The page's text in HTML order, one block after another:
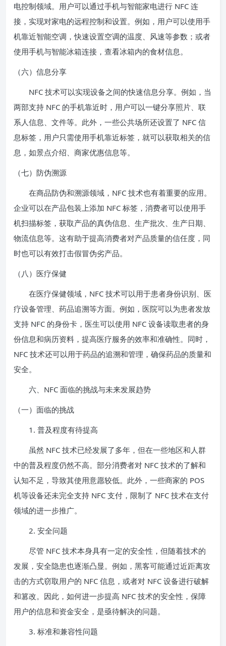
电控制领域。用户可以通过手机与智能家电进行 NFC 连
接，实现对家电的远程控制和设置。例如，用户可以使用手
机靠近智能空调，快速设置空调的温度、风速等参数；或者
使用手机与智能冰箱连接，查看冰箱内的食材信息。
（六）信息分享
NFC 技术可以实现设备之间的快速信息分享。例如，当
两部支持 NFC 的手机靠近时，用户可以一键分享照片、联
系人信息、文件等。此外，一些公共场所还设置了 NFC 信
息标签，用户只需使用手机靠近标签，就可以获取相关的信
息，如景点介绍、商家优惠信息等。
（七）防伪溯源
在商品防伪和溯源领域，NFC 技术也有着重要的应用。
企业可以在产品包装上添加 NFC 标签，消费者可以使用手
机扫描标签，获取产品的真伪信息、生产批次、生产日期、
物流信息等。这有助于提高消费者对产品质量的信任度，同
时也可以有效打击假冒伪劣产品。
（八）医疗保健
在医疗保健领域，NFC 技术可以用于患者身份识别、医
疗设备管理、药品追溯等方面。例如，医院可以为患者发放
支持 NFC 的身份卡，医生可以使用 NFC 设备读取患者的身
份信息和病历资料，提高医疗服务的效率和准确性。同时，
NFC 技术还可以用于药品的追溯和管理，确保药品的质量和
安全。
六、NFC 面临的挑战与未来发展趋势
（一）面临的挑战
1. 普及程度有待提高
虽然 NFC 技术已经发展了多年，但在一些地区和人群
中的普及程度仍然不高。部分消费者对 NFC 技术的了解和
认知不足，导致其使用意愿较低。此外，一些商家的 POS
机等设备还未完全支持 NFC 支付，限制了 NFC 技术在支付
领域的进一步推广。
2. 安全问题
尽管 NFC 技术本身具有一定的安全性，但随着技术的
发展，安全隐患也逐渐凸显。例如，黑客可能通过近距离攻
击的方式窃取用户的 NFC 信息，或者对 NFC 设备进行破解
和篡改。因此，如何进一步提高 NFC 技术的安全性，保障
用户的信息和资金安全，是亟待解决的问题。
3. 标准和兼容性问题